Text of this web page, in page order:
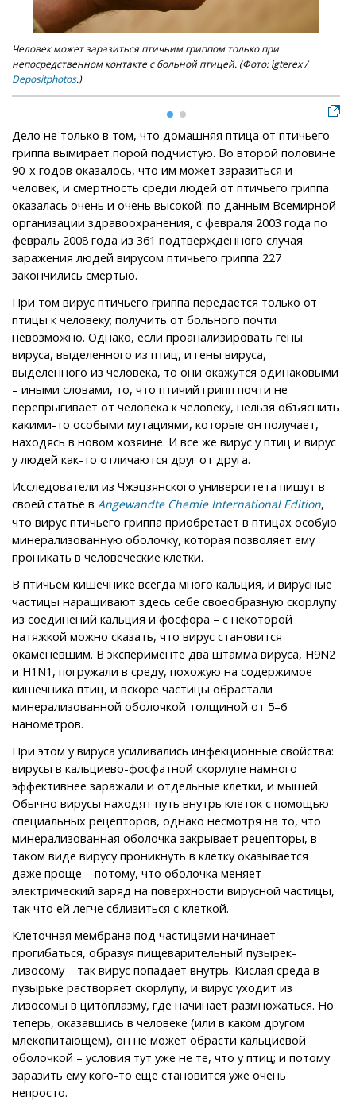
Человек может заразиться птичьим гриппом только при
непосредственном контакте с больной птицей. (Фото: igterex /
Depositphotos.)
Дело не только в том, что домашняя птица от птичьего
гриппа вымирает порой подчистую. Во второй половине
90-х годов оказалось, что им может заразиться и
человек, и смертность среди людей от птичьего гриппа
оказалась очень и очень высокой: по данным Всемирной
организации здравоохранения, с февраля 2003 года по
февраль 2008 года из 361 подтвержденного случая
заражения людей вирусом птичьего гриппа 227
закончились смертью.
При том вирус птичьего гриппа передается только от
птицы к человеку; получить от больного почти
невозможно. Однако, если проанализировать гены
вируса, выделенного из птиц, и гены вируса,
выделенного из человека, то они окажутся одинаковыми
– иными словами, то, что птичий грипп почти не
перепрыгивает от человека к человеку, нельзя объяснить
какими-то особыми мутациями, которые он получает,
находясь в новом хозяине. И все же вирус у птиц и вирус
у людей как-то отличаются друг от друга.
Исследователи из Чжэцзянского университета пишут в
своей статье в Angewandte Chemie International Edition,
что вирус птичьего гриппа приобретает в птицах особую
минерализованную оболочку, которая позволяет ему
проникать в человеческие клетки.
В птичьем кишечнике всегда много кальция, и вирусные
частицы наращивают здесь себе своеобразную скорлупу
из соединений кальция и фосфора – с некоторой
натяжкой можно сказать, что вирус становится
окаменевшим. В эксперименте два штамма вируса, H9N2
и H1N1, погружали в среду, похожую на содержимое
кишечника птиц, и вскоре частицы обрастали
минерализованной оболочкой толщиной от 5–6
нанометров.
При этом у вируса усиливались инфекционные свойства:
вирусы в кальциево-фосфатной скорлупе намного
эффективнее заражали и отдельные клетки, и мышей.
Обычно вирусы находят путь внутрь клеток с помощью
специальных рецепторов, однако несмотря на то, что
минерализованная оболочка закрывает рецепторы, в
таком виде вирусу проникнуть в клетку оказывается
даже проще – потому, что оболочка меняет
электрический заряд на поверхности вирусной частицы,
так что ей легче сблизиться с клеткой.
Клеточная мембрана под частицами начинает
прогибаться, образуя пищеварительный пузырек-
лизосому – так вирус попадает внутрь. Кислая среда в
пузырьке растворяет скорлупу, и вирус уходит из
лизосомы в цитоплазму, где начинает размножаться. Но
теперь, оказавшись в человеке (или в каком другом
млекопитающем), он не может обрасти кальциевой
оболочкой – условия тут уже не те, что у птиц; и потому
заразить ему кого-то еще становится уже очень
непросто.